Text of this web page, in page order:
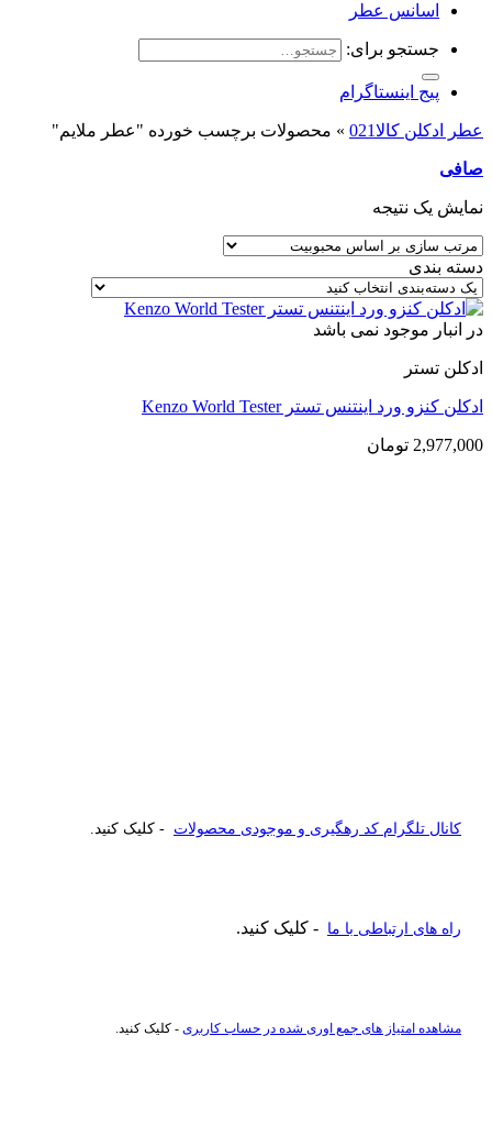
اسانس عطر
جستجو برای:
پیج اینستاگرام
عطر ادکلن کالا021 » محصولات برچسب خورده "عطر ملایم"
صافی
نمایش یک نتیجه
دسته بندی
در انبار موجود نمی باشد
ادکلن تستر
ادکلن کنزو ورد اینتنس تستر Kenzo World Tester
2,977,000 تومان
کانال تلگرام کد رهگیری و موجودی محصولات - کلیک کنید.
راه های ارتباطی با ما - کلیک کنید.
مشاهده امتیاز های جمع اوری شده در حساب کاربری - کلیک کنید.